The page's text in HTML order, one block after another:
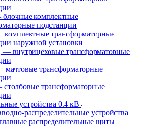
комплектные
подстанции
трансформаторные
наружной установки
внутрицеховые трансформаторные
трансформаторные
трансформаторные
устройства 0.4 кВ
распределительные устройства
распределительные щиты